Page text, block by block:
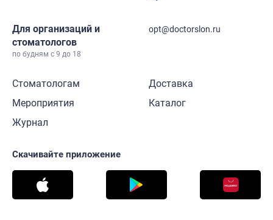
Для организаций и
стоматологов
по будням с 9 до 18
opt@doctorslon.ru
Стоматологам
Мероприятия
Журнал
Доставка
Каталог
Скачивайте приложение